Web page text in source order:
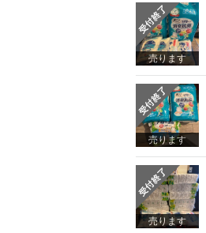
売ります
売ります
売ります